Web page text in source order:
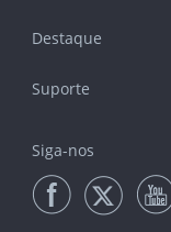
Destaque
Suporte
Siga-nos